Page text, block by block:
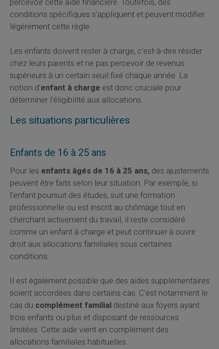
conditions spécifiques s'appliquent et peuvent modifier
légèrement cette règle.
Les enfants doivent rester à charge, c'est-à-dire résider
chez leurs parents et ne pas percevoir de revenus
supérieurs à un certain seuil fixé chaque année. La
notion d'enfant à charge est donc cruciale pour
déterminer l'éligibilité aux allocations.
Les situations particulières
Enfants de 16 à 25 ans
Pour les enfants âgés de 16 à 25 ans,des ajustements
peuvent être faits selon leur situation. Par exemple, si
l'enfant poursuit des études, suit une formation
professionnelle ou est inscrit au chômage tout en
cherchant activement du travail, il reste considéré
comme un enfant à charge et peut continuer à ouvrir
droit aux allocations familiales sous certaines
conditions.
Il est également possible que des aides supplémentaires
soient accordées dans certains cas. C'est notamment le
cas du complément familialdestiné aux foyers ayant
trois enfants ou plus et disposant de ressources
limitées. Cette aide vient en complément des
allocations familiales habituelles.